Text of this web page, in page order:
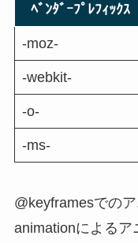
ﾍﾞﾝﾀﾞｰﾌﾟﾚﾌｨｯｸｽ
-moz-
-webkit-
-o-
-ms-
@keyframesでの
animationによるア